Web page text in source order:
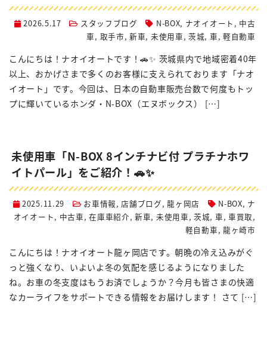
2026.5.17 スタッフブログ N-BOX, ナオイオート , 中古
車, 取手市,新車, 未使用車,茨城, 車, 軽自動車
こんにちは！ナオイオートです！🚗✨ 茨城県内で地域密着40年
以上、おかげさまで多くのお客様に支えられております「ナオ
イオート」です。今回は、日本の自動車販売台数で何度もトッ
プに輝いているホンダ・N-BOX（エヌボックス） […]
未使用車「N-BOX 8インチナビ付 プラチナホワ
イトパール」をご紹介！🚗✨
2025.11.29 お車情報, 店舗ブログ,龍ヶ岡店 N-BOX, ナ
オイオート, 中古車,在庫車紹介,新車, 未使用車,茨城, 車, 車買取,
軽自動車, 龍ヶ崎市
こんにちは！ナオイオート龍ヶ岡店です。朝晩の冷え込みがぐ
っと強くなり、いよいよ冬の気配を感じるようになりました
ね。お車の冬支度はもうお済でしょうか？今月も皆さまの快適
なカーライフをサポートできる情報をお届けします！ さて […]